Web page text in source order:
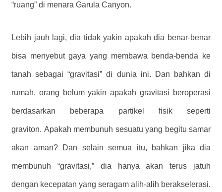
“ruang” di menara Garula Canyon.
Lebih jauh lagi, dia tidak yakin apakah dia benar-benar
bisa menyebut gaya yang membawa benda-benda ke
tanah sebagai “gravitasi” di dunia ini. Dan bahkan di
rumah, orang belum yakin apakah gravitasi beroperasi
berdasarkan beberapa partikel fisik seperti
graviton. Apakah membunuh sesuatu yang begitu samar
akan aman? Dan selain semua itu, bahkan jika dia
membunuh “gravitasi,” dia hanya akan terus jatuh
dengan kecepatan yang seragam alih-alih berakselerasi.